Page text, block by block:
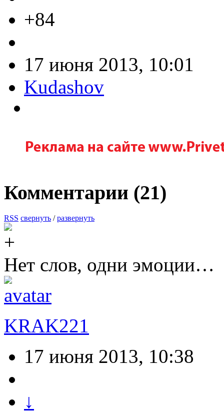
+84
17 июня 2013, 10:01
Kudashov
Комментарии (21)
RSS свернуть /развернуть
Нет слов, одни эмоции…
KRAK221
17 июня 2013, 10:38
↓